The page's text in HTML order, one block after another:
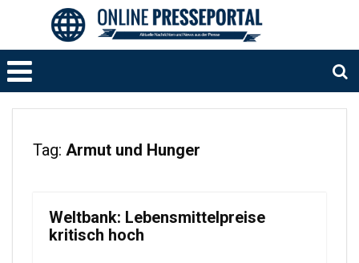
Tag: Armut und Hunger
Weltbank: Lebensmittelpreise
kritisch hoch